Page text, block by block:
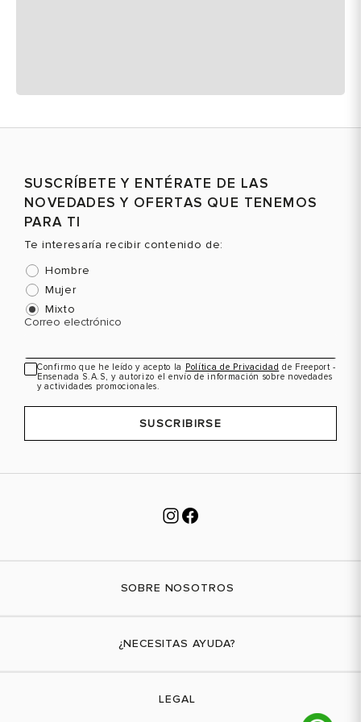
SUSCRÍBETE Y ENTÉRATE DE LAS
NOVEDADES Y OFERTAS QUE TENEMOS
PARA TI
Te interesaría recibir contenido de:
Hombre
Mujer
Mixto
Correo electrónico
Confirmo que he leído y acepto la Política de Privacidad de Freeport -
Ensenada S.A.S, y autorizo el envío de información sobre novedades
y actividades promocionales.
SUSCRIBIRSE
SOBRE NOSOTROS
¿NECESITAS AYUDA?
LEGAL